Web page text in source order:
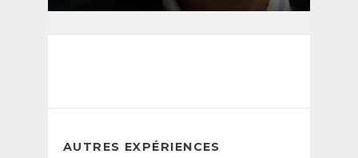
AUTRES EXPÉRIENCES